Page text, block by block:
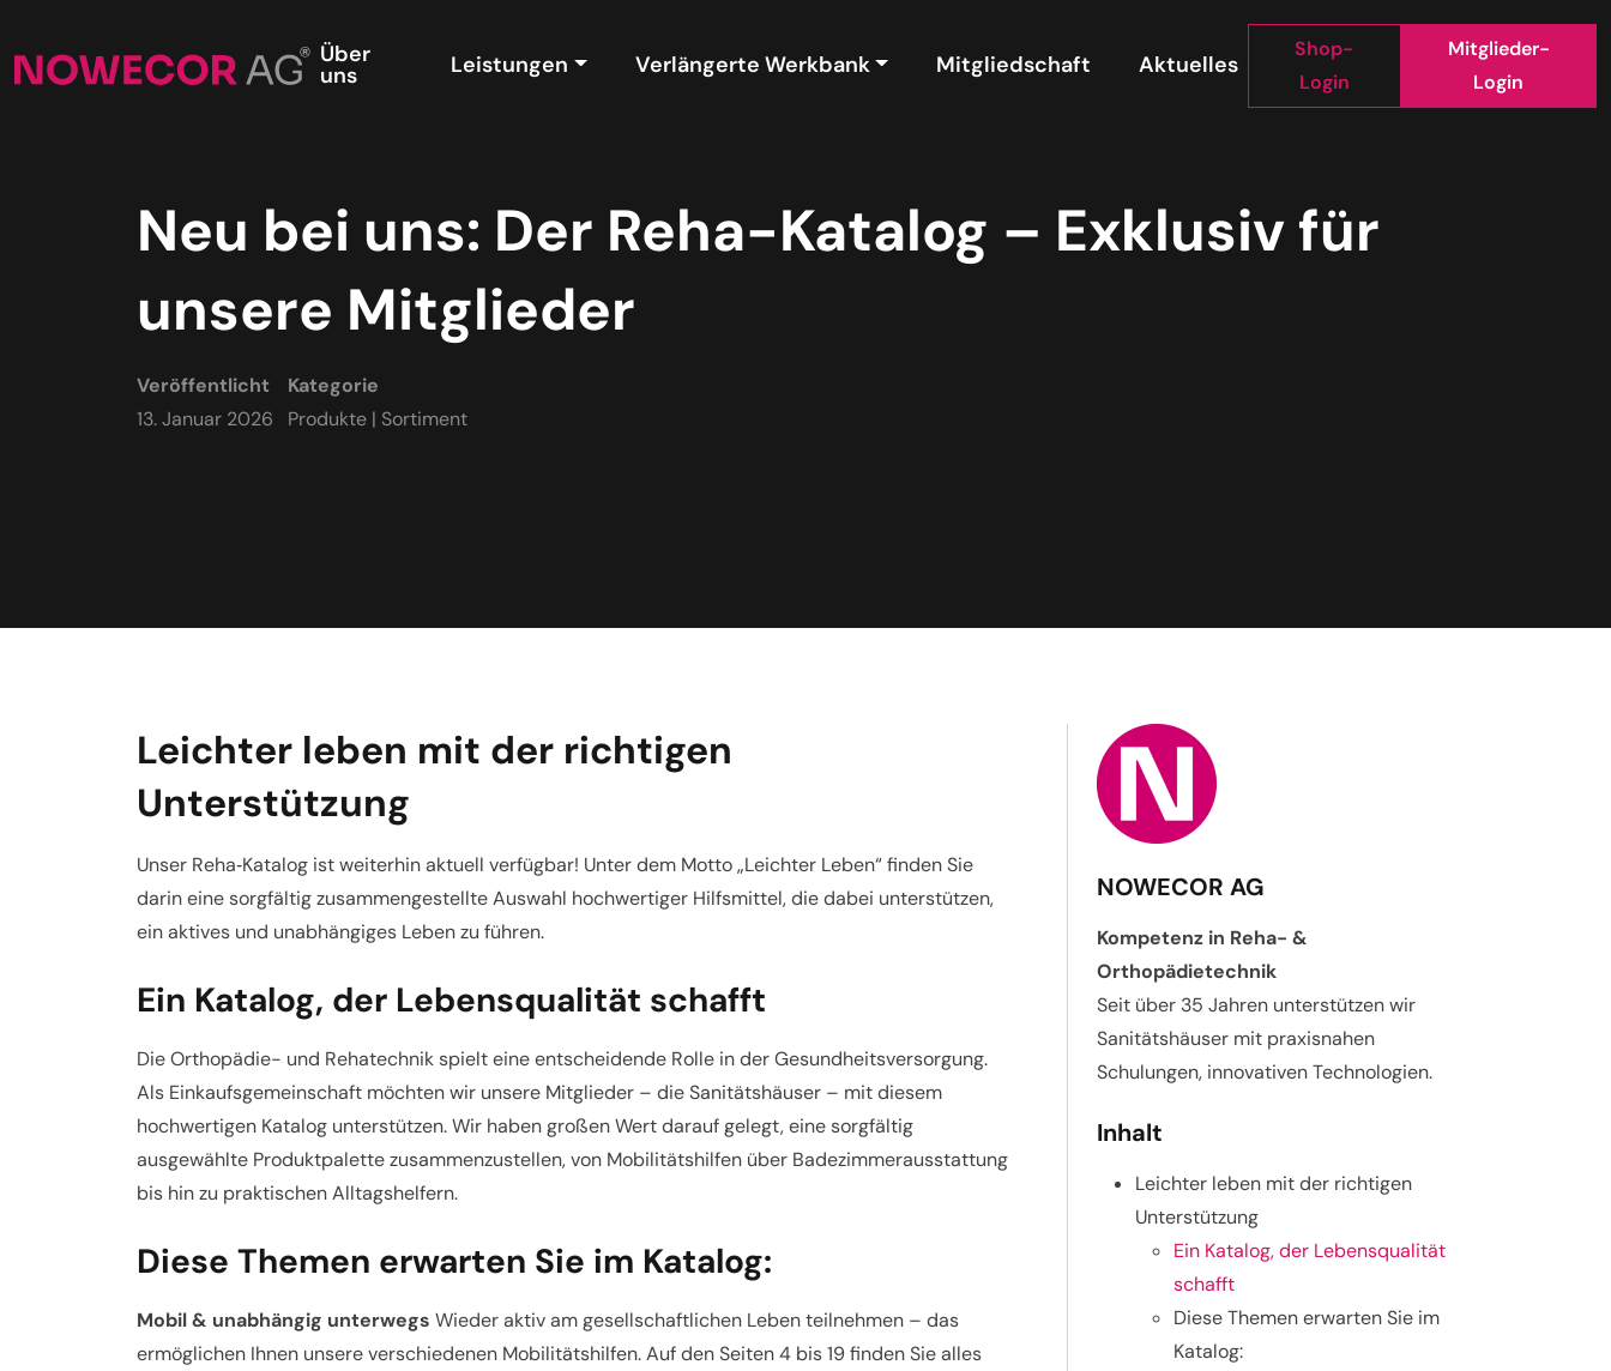
Shop-
Login
Mitglieder-
Login
Über
uns Leistungen Verlängerte Werkbank Mitgliedschaft Aktuelles
Neu bei uns: Der Reha-Katalog – Exklusiv für
unsere Mitglieder
Veröffentlicht
13. Januar 2026
Kategorie
Produkte | Sortiment
Leichter leben mit der richtigen
Unterstützung
Unser Reha‑Katalog ist weiterhin aktuell verfügbar! Unter dem Motto „Leichter Leben“ finden Sie
darin eine sorgfältig zusammengestellte Auswahl hochwertiger Hilfsmittel, die dabei unterstützen,
ein aktives und unabhängiges Leben zu führen.
Ein Katalog, der Lebensqualität schafft
Die Orthopädie- und Rehatechnik spielt eine entscheidende Rolle in der Gesundheitsversorgung.
Als Einkaufsgemeinschaft möchten wir unsere Mitglieder – die Sanitätshäuser – mit diesem
hochwertigen Katalog unterstützen. Wir haben großen Wert darauf gelegt, eine sorgfältig
ausgewählte Produktpalette zusammenzustellen, von Mobilitätshilfen über Badezimmerausstattung
bis hin zu praktischen Alltagshelfern.
Diese Themen erwarten Sie im Katalog:
Mobil & unabhängig unterwegs Wieder aktiv am gesellschaftlichen Leben teilnehmen – das
ermöglichen Ihnen unsere verschiedenen Mobilitätshilfen. Auf den Seiten 4 bis 19 finden Sie alles
NOWECOR AG
Kompetenz in Reha- &
Orthopädietechnik
Seit über 35 Jahren unterstützen wir
Sanitätshäuser mit praxisnahen
Schulungen, innovativen Technologien.
Inhalt
Leichter leben mit der richtigen
Unterstützung
Ein Katalog, der Lebensqualität
schafft
Diese Themen erwarten Sie im
Katalog: